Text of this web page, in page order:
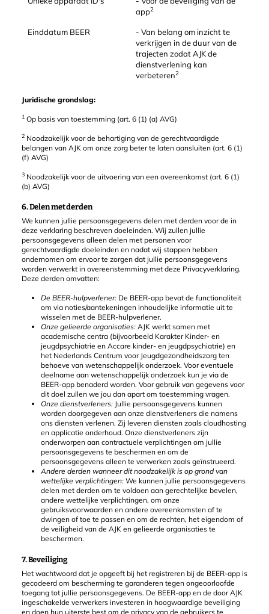
app2
Einddatum BEER
- Van belang om inzicht te
verkrijgen in de duur van de
trajecten zodat AJK de
dienstverlening kan
verbeteren2
Juridische grondslag:
1 Op basis van toestemming (art. 6 (1) (a) AVG)
2 Noodzakelijk voor de behartiging van de gerechtvaardigde
belangen van AJK om onze zorg beter te laten aansluiten (art. 6 (1)
(f) AVG)
3 Noodzakelijk voor de uitvoering van een overeenkomst (art. 6 (1)
(b) AVG)
6. Delen met derden
We kunnen jullie persoonsgegevens delen met derden voor de in
deze verklaring beschreven doeleinden. Wij zullen jullie
persoonsgegevens alleen delen met personen voor
gerechtvaardigde doeleinden en nadat wij stappen hebben
ondernomen om ervoor te zorgen dat jullie persoonsgegevens
worden verwerkt in overeenstemming met deze Privacyverklaring.
Deze derden omvatten:
De BEER-hulpverlener: De BEER-app bevat de functionaliteit
om via noties/aantekeningen inhoudelijke informatie uit te
wisselen met de BEER-hulpverlener.
Onze gelieerde organisaties: AJK werkt samen met
academische centra (bijvoorbeeld Karakter Kinder- en
jeugdpsychiatrie en Accare kinder- en jeugdpsychiatrie) en
het Nederlands Centrum voor Jeugdgezondheidszorg ten
behoeve van wetenschappelijk onderzoek. Voor eventuele
deelname aan wetenschappelijk onderzoek kun je via de
BEER-app benaderd worden. Voor gebruik van gegevens voor
dit doel zullen we jou dan apart om toestemming vragen.
Onze dienstverleners: Jullie persoonsgegevens kunnen
worden doorgegeven aan onze dienstverleners die namens
ons diensten verlenen. Zij leveren diensten zoals cloudhosting
en applicatie onderhoud. Onze dienstverleners zijn
onderworpen aan contractuele verplichtingen om jullie
persoonsgegevens te beschermen en om de
persoonsgegevens alleen te verwerken zoals geïnstrueerd.
Andere derden wanneer dit noodzakelijk is op grond van
wettelijke verplichtingen: We kunnen jullie persoonsgegevens
delen met derden om te voldoen aan gerechtelijke bevelen,
andere wettelijke verplichtingen, om onze
gebruiksvoorwaarden en andere overeenkomsten af te
dwingen of toe te passen en om de rechten, het eigendom of
de veiligheid van de AJK en gelieerde organisaties te
beschermen.
7. Beveiliging
Het wachtwoord dat je opgeeft bij het registreren bij de BEER-app is
gecodeerd om bescherming te garanderen tegen ongeoorloofde
toegang tot jullie persoonsgegevens. De BEER-app en de door AJK
ingeschakelde verwerkers investeren in hoogwaardige beveiliging
en doen hun uiterste best om de privacy van de gebruikers te